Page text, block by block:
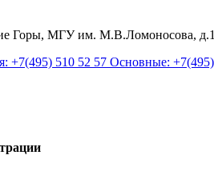
Горы, МГУ им. М.В.Ломоносова,
+7(495) 510 52 57 Основные: